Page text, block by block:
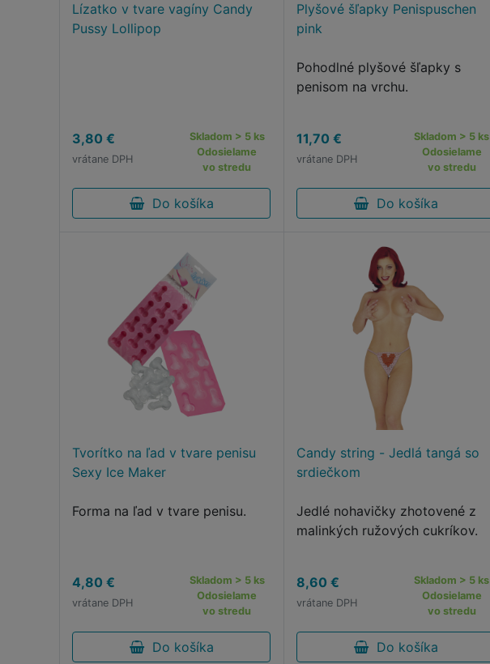
Lízatko v tvare vagíny Candy
Pussy Lollipop
3,80 €
vrátane DPH
Skladom > 5 ks
Odosielame
vo stredu
Do košíka
Plyšové šľapky Penispuschen
pink
Pohodlné plyšové šľapky s
penisom na vrchu.
11,70 €
vrátane DPH
Skladom > 5 ks
Odosielame
vo stredu
Do košíka
Tvorítko na ľad v tvare penisu
Sexy Ice Maker
Forma na ľad v tvare penisu.
4,80 €
vrátane DPH
Skladom > 5 ks
Odosielame
vo stredu
Do košíka
Candy string - Jedlá tangá so
srdiečkom
Jedlé nohavičky zhotovené z
malinkých ružových cukríkov.
8,60 €
vrátane DPH
Skladom > 5 ks
Odosielame
vo stredu
Do košíka